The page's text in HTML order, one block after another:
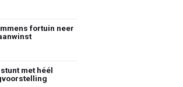
fortuin neer
met héél